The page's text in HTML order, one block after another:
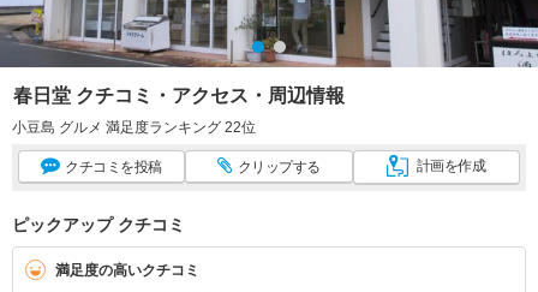
春日堂 クチコミ・アクセス・周辺情報
小豆島 グルメ 満足度ランキング 22位
クチコミ を投稿 クリップする 計画を作成
ピックアップ クチコミ
満足度の高いクチコミ